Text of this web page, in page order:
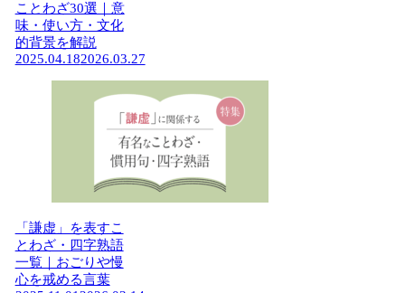
ことわざ30選｜意
味・使い方・文化
的背景を解説
2025.04.182026.03.27
「謙虚」を表すこ
とわざ・四字熟語
一覧｜おごりや慢
心を戒める言葉